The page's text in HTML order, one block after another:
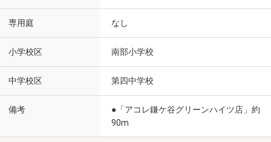
専用庭 なし
小学校区 南部小学校
中学校区 第四中学校
備考
●「アコレ鎌ケ谷グリーンハイツ店」約
90m